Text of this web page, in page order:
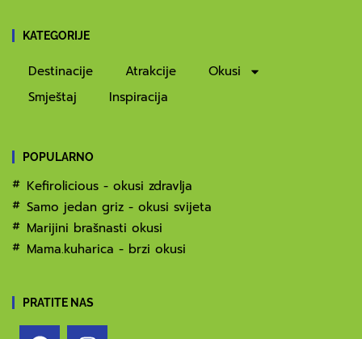
KATEGORIJE
Destinacije Atrakcije
Okusi
Smještaj
Inspiracija
POPULARNO
Kefirolicious - okusi zdravlja
Samo jedan griz - okusi svijeta
Marijini brašnasti okusi
Mama.kuharica - brzi okusi
PRATITE NAS